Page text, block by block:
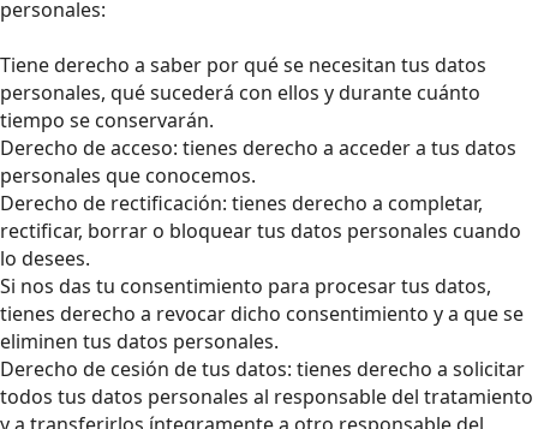
personales:
Tiene derecho a saber por qué se necesitan tus datos
personales, qué sucederá con ellos y durante cuánto
tiempo se conservarán.
Derecho de acceso: tienes derecho a acceder a tus datos
personales que conocemos.
Derecho de rectificación: tienes derecho a completar,
rectificar, borrar o bloquear tus datos personales cuando
lo desees.
Si nos das tu consentimiento para procesar tus datos,
tienes derecho a revocar dicho consentimiento y a que se
eliminen tus datos personales.
Derecho de cesión de tus datos: tienes derecho a solicitar
todos tus datos personales al responsable del tratamiento